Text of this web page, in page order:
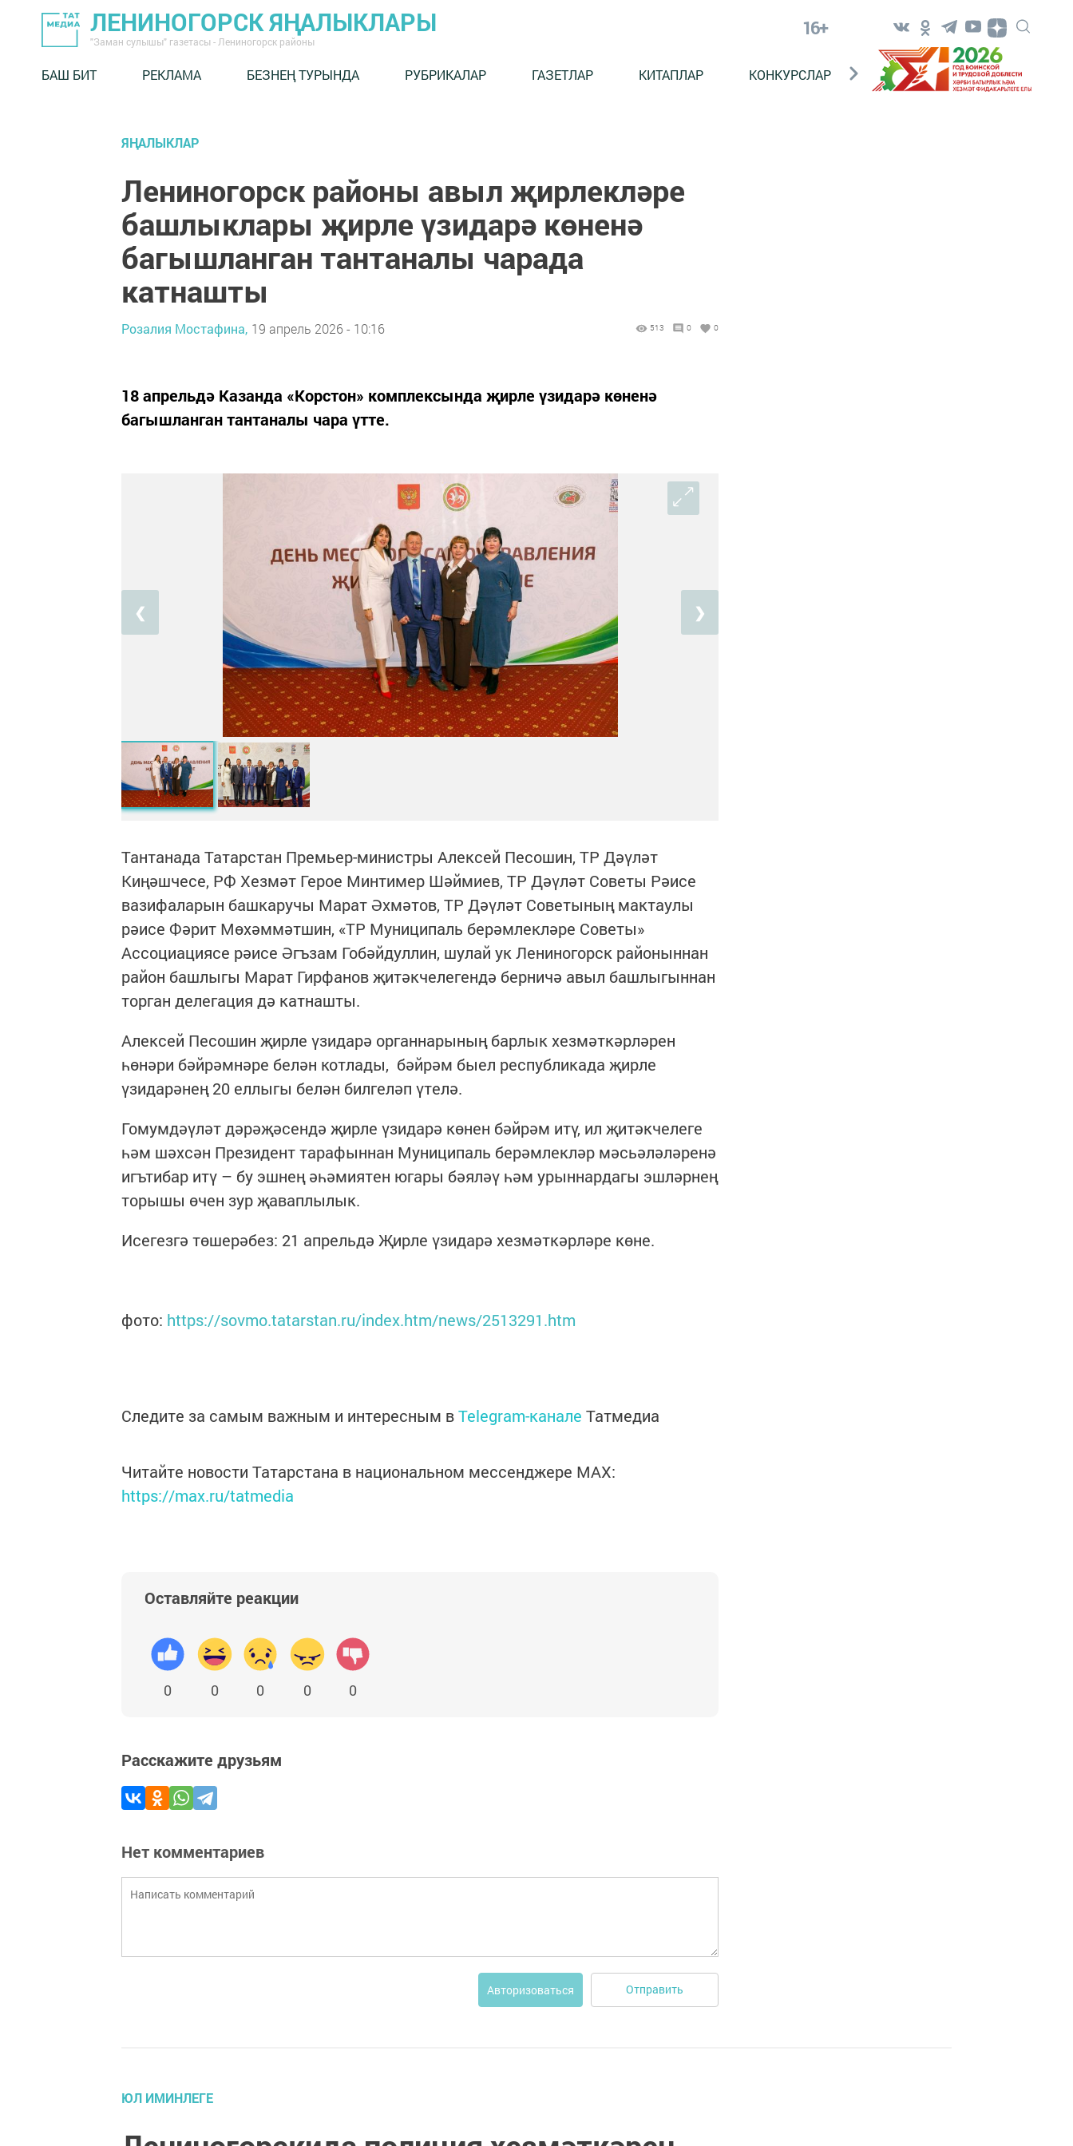
ЛЕНИНОГОРСК ЯҢАЛЫКЛАРЫ
"Заман сулышы" газетасы - Лениногорск районы
16+
БАШ БИТ РЕКЛАМА БЕЗНЕҢ ТУРЫНДА РУБРИКАЛАР ГАЗЕТЛАР КИТАПЛАР КОНКУРСЛАР ТЕЛЕВИДЕНИЕ
ЯҢАЛЫКЛАР
Лениногорск районы авыл җирлекләре
башлыклары җирле үзидарә көненә
багышланган тантаналы чарада
катнашты
Розалия Мостафина, 19 апрель 2026 - 10:16 513 0 0
18 апрельдә Казанда «Корстон» комплексында җирле үзидарә көненә
багышланган тантаналы чара үтте.
❮ ❯
Тантанада Татарстан Премьер-министры Алексей Песошин, ТР Дәүләт
Киңәшчесе, РФ Хезмәт Герое Минтимер Шәймиев, ТР Дәүләт Советы Рәисе
вазифаларын башкаручы Марат Әхмәтов, ТР Дәүләт Советының мактаулы
рәисе Фәрит Мөхәммәтшин, «ТР Муниципаль берәмлекләре Советы»
Ассоциациясе рәисе Әгъзам Гобәйдуллин, шулай ук Лениногорск районыннан
район башлыгы Марат Гирфанов җитәкчелегендә берничә авыл башлыгыннан
торган делегация дә катнашты.
Алексей Песошин җирле үзидарә органнарының барлык хезмәткәрләрен
һөнәри бәйрәмнәре белән котлады, бәйрәм быел республикада җирле
үзидарәнең 20 еллыгы белән билгеләп үтелә.
Гомумдәүләт дәрәҗәсендә җирле үзидарә көнен бәйрәм итү, ил җитәкчелеге
һәм шәхсән Президент тарафыннан Муниципаль берәмлекләр мәсьәләләренә
игътибар итү – бу эшнең әһәмиятен югары бәяләү һәм урыннардагы эшләрнең
торышы өчен зур җаваплылык.
Исегезгә төшерәбез: 21 апрельдә Җирле үзидарә хезмәткәрләре көне.
фото: https://sovmo.tatarstan.ru/index.htm/news/2513291.htm
Следите за самым важным и интересным вTelegram-канале Татмедиа
Читайте новости Татарстана в национальном мессенджере MАХ:
https://max.ru/tatmedia
Оставляйте реакции
0 0 0 0 0
Расскажите друзьям
Нет комментариев
Авторизоваться Отправить
ЮЛ ИМИНЛЕГЕ